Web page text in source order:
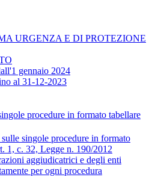
URGENZA E DI PROTEZIONE
gennaio 2024
al 31-12-2023
procedure in formato tabellare
singole procedure in formato
1, c. 32, Legge n. 190/2012
aggiudicatrici e degli enti
per ogni procedura